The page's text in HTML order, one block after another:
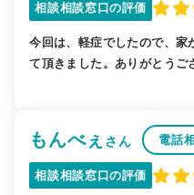
相談相談窓口の評価
今回は、軽症でしたので、家
て頂きました。ありがとうご
もんべぇ さん 電話
相談相談窓口の評価